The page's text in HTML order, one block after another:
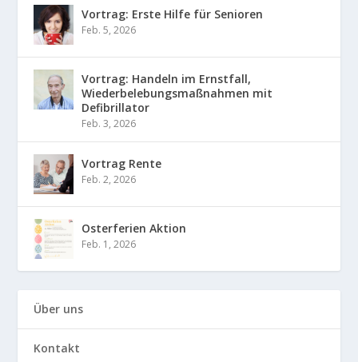
Vortrag: Erste Hilfe für Senioren
Feb. 5, 2026
Vortrag: Handeln im Ernstfall,
Wiederbelebungsmaßnahmen mit
Defibrillator
Feb. 3, 2026
Vortrag Rente
Feb. 2, 2026
Osterferien Aktion
Feb. 1, 2026
Über uns
Kontakt